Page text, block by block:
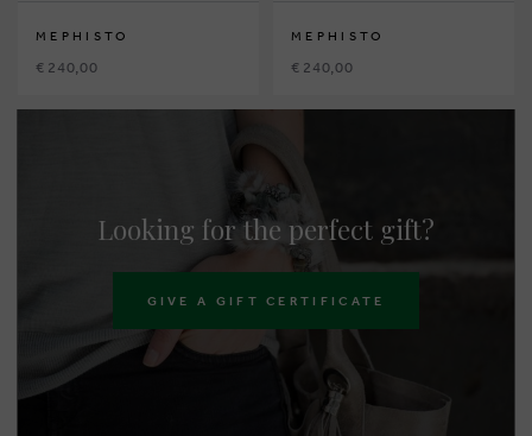
MEPHISTO
€ 240,00
MEPHISTO
€ 240,00
Looking for the perfect gift?
GIVE A GIFT CERTIFICATE